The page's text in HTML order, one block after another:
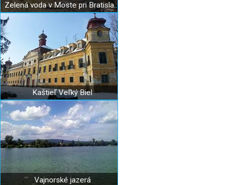
Zelená voda v Moste pri Bratislave
Kaštieľ Veľký Biel
Vajnorské jazerá